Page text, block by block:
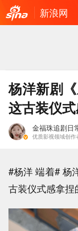
新浪网
杨洋新剧
这古装仪
金福珠追剧日
优质影视领域创作
#杨洋 端着# 杨
古装仪式感拿捏